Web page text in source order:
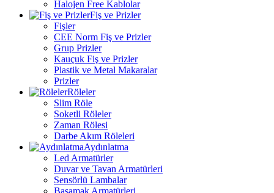
Halojen Free Kablolar
Fiş ve Prizler
Fişler
CEE Norm Fiş ve Prizler
Grup Prizler
Kauçuk Fiş ve Prizler
Plastik ve Metal Makaralar
Prizler
Röleler
Slim Röle
Soketli Röleler
Zaman Rölesi
Darbe Akım Röleleri
Aydınlatma
Led Armatürler
Duvar ve Tavan Armatürleri
Sensörlü Lambalar